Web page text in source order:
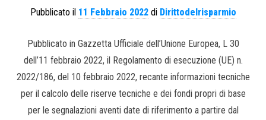
Pubblicato il 11 Febbraio 2022di Dirittodelrisparmio
Pubblicato in Gazzetta Ufficiale dell’Unione Europea, L 30
dell’11 febbraio 2022, il Regolamento di esecuzione (UE) n.
2022/186, del 10 febbraio 2022, recante informazioni tecniche
per il calcolo delle riserve tecniche e dei fondi propri di base
per le segnalazioni aventi date di riferimento a partire dal